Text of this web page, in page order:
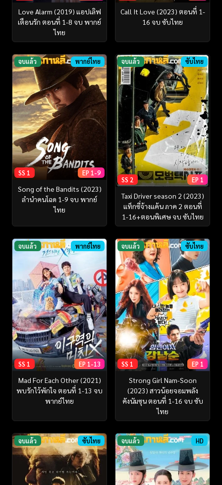
Love Alarm (2019) แอปเลิฟ
เตือนรัก ตอนที่ 1-8 จบ พากย์
ไทย
Call It Love (2023) ตอนที่ 1-
16 จบ ซับไทย
จบแล้ว พากย์ไทย
SS 1 EP 1-9
Song of the Bandits (2023)
ลำนำคนโฉด 1-9 จบ พากย์
ไทย
จบแล้ว ซับไทย
SS 2 EP 1
Taxi Driver season 2 (2023)
แท็กซี่จ้างแค้น ภาค 2 ตอนที่
1-16+ตอนพิเศษ จบ ซับไทย
จบแล้ว พากย์ไทย
SS 1 EP 1-13
Mad For Each Other (2021)
พบรักไว้พักใจ ตอนที่ 1-13 จบ
พากย์ไทย
จบแล้ว ซับไทย
SS 1 EP 1
Strong Girl Nam-Soon
(2023) สาวน้อยจอมพลัง
คังนัมซุน ตอนที่ 1-16 จบ ซับ
ไทย
จบแล้ว ซับไทย จบแล้ว HD